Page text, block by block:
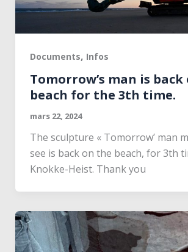
Documents, Infos
Tomorrow’s man is
beach for the 3th time.
mars 22, 2024
The sculpture « Tomorrow’ man
see is back on the beach, for 3th
Knokke-Heist. Thank you